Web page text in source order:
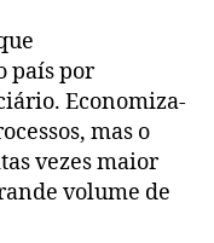
país por
Economiza-
mas o
vezes maior
volume de